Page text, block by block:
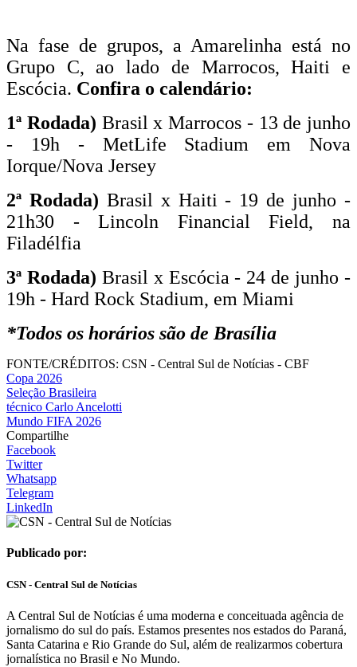
Na fase de grupos, a Amarelinha está no
Grupo C, ao lado de Marrocos, Haiti e
Escócia. Confira o calendário:
1ª Rodada) Brasil x Marrocos - 13 de junho
- 19h - MetLife Stadium em Nova
Iorque/Nova Jersey
2ª Rodada) Brasil x Haiti - 19 de junho -
21h30 - Lincoln Financial Field, na
Filadélfia
3ª Rodada) Brasil x Escócia - 24 de junho -
19h - Hard Rock Stadium, em Miami
*Todos os horários são de Brasília
FONTE/CRÉDITOS: CSN - Central Sul de Notícias - CBF
Copa 2026
Seleção Brasileira
técnico Carlo Ancelotti
Mundo FIFA 2026
Compartilhe
Facebook
Twitter
Whatsapp
Telegram
LinkedIn
Publicado por:
CSN - Central Sul de Notícias
A Central Sul de Notícias é uma moderna e conceituada agência de
jornalismo do sul do país. Estamos presentes nos estados do Paraná,
Santa Catarina e Rio Grande do Sul, além de realizarmos cobertura
jornalística no Brasil e No Mundo.